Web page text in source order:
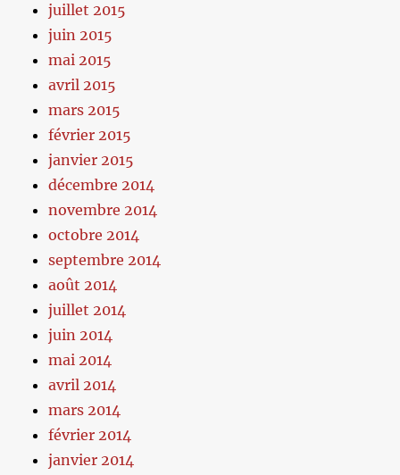
juillet 2015
juin 2015
mai 2015
avril 2015
mars 2015
février 2015
janvier 2015
décembre 2014
novembre 2014
octobre 2014
septembre 2014
août 2014
juillet 2014
juin 2014
mai 2014
avril 2014
mars 2014
février 2014
janvier 2014